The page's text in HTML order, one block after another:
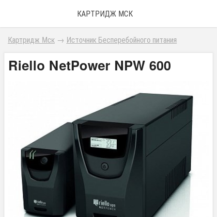
КАРТРИДЖ МСК
Картридж Мск → Источник Бесперебойного питания
Riello NetPower NPW 600